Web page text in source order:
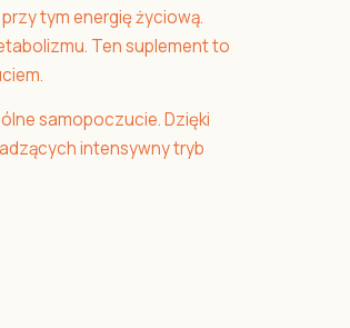
tym energię życiową.
Ten suplement to
samopoczucie. Dzięki
intensywny tryb